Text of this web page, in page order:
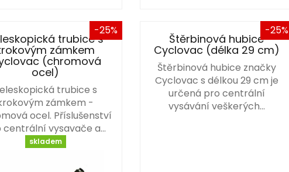
-25%
trubice s
zámkem
(chromová
ocel)
trubice s
zámkem -
ocel. Příslušenství
centrální vysavače a…
skladem
-25%
Štěrbinová hubice
Cyclovac (délka 29 cm)
Štěrbinová hubice značky
Cyclovac s délkou 29 cm je
určená pro centrální
vysávání veškerých…